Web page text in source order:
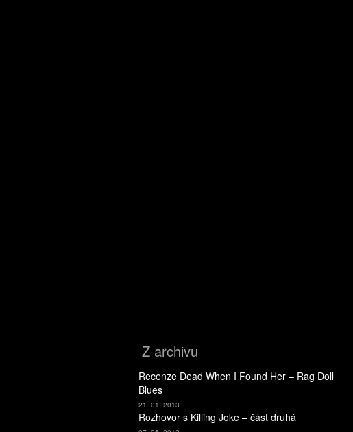
Z archivu
Recenze Dead When I Found Her – Rag Doll
Blues
21. 01. 2013
Rozhovor s Killing Joke – část druhá